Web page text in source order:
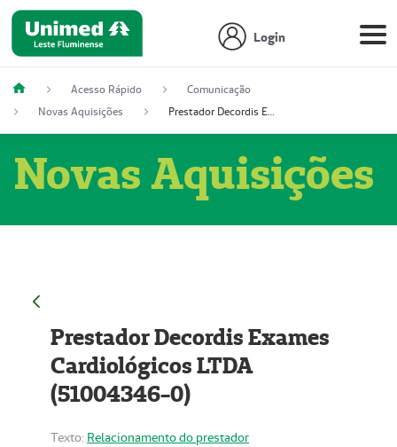
Login
Acesso Rápido
Comunicação
Novas Aquisições
Prestador Decordis Exames Cardiológicos LTDA (51004346-0)
Novas Aquisições
Prestador Decordis Exames
Cardiológicos LTDA
(51004346-0)
Texto: Relacionamento do prestador